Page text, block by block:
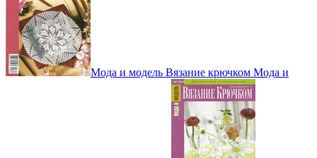
Мода и модель Вязание крючком Мода и